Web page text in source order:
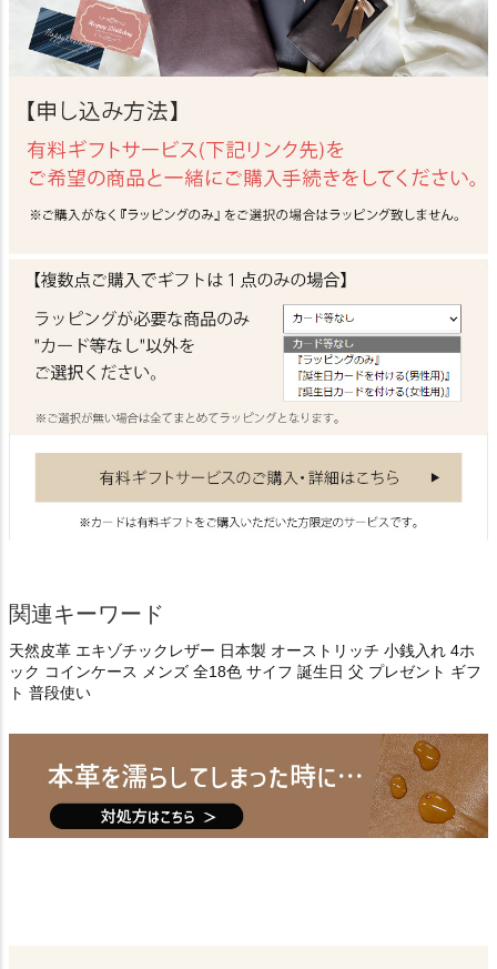
関連キーワード
天然皮革 エキゾチックレザー 日本製 オーストリッチ 小銭入れ 4ホ
ック コインケース メンズ 全18色 サイフ 誕生日 父 プレゼント ギフ
ト 普段使い